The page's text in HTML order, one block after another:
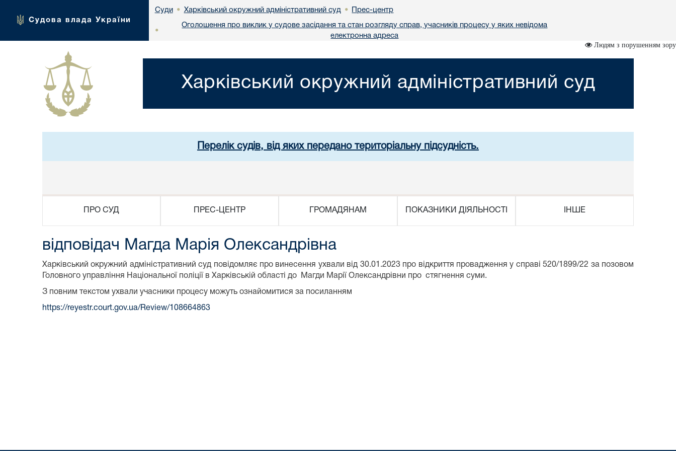
Судова влада України
Суди • Харківський окружний адміністративний суд • Прес-центр
•
Оголошення про виклик у судове засідання та стан розгляду справ, учасників процесу у яких невідома
електронна адреса
Людям з порушенням зору
Харківський окружний адміністративний суд
Перелік судів, від яких передано територіальну підсудність.
ПРО СУД ПРЕС-ЦЕНТР ГРОМАДЯНАМ ПОКАЗНИКИ ДІЯЛЬНОСТІ ІНШЕ
відповідач Магда Марія Олександрівна
Харківський окружний адміністративний суд повідомляє про винесення ухвали від 30.01.2023 про відкриття провадження у справі 520/1899/22 за позовом
Головного управління Національної поліції в Харківській області до Магди Марії Олександрівни про стягнення суми.
З повним текстом ухвали учасники процесу можуть ознайомитися за посиланням
https://reyestr.court.gov.ua/Review/108664863